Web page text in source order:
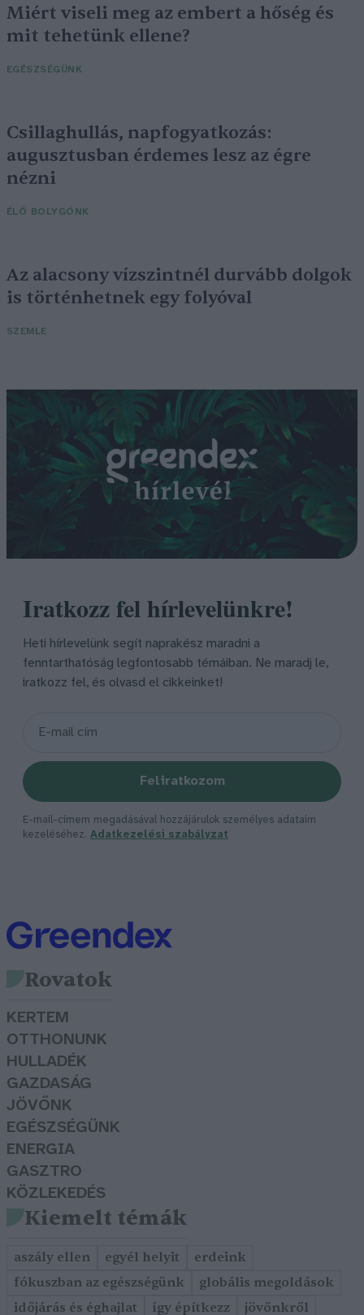
Miért viseli meg az embert a hőség és
mit tehetünk ellene?
EGÉSZSÉGÜNK
Csillaghullás, napfogyatkozás:
augusztusban érdemes lesz az égre
nézni
ÉLŐ BOLYGÓNK
Az alacsony vízszintnél durvább dolgok
is történhetnek egy folyóval
SZEMLE
Iratkozz fel hírlevelünkre!
Heti hírlevelünk segít naprakész maradni a
fenntarthatóság legfontosabb témáiban. Ne maradj le,
iratkozz fel, és olvasd el cikkeinket!
Feliratkozom
E-mail-címem megadásával hozzájárulok személyes adataim
kezeléséhez. Adatkezelési szabályzat
Rovatok
KERTEM
OTTHONUNK
HULLADÉK
GAZDASÁG
JÖVŐNK
EGÉSZSÉGÜNK
ENERGIA
GASZTRO
KÖZLEKEDÉS
Kiemelt témák
aszály ellen egyél helyit
erdeink
fókuszban az egészségünk
globális megoldások
időjárás és éghajlat
így építkezz jövőnkről